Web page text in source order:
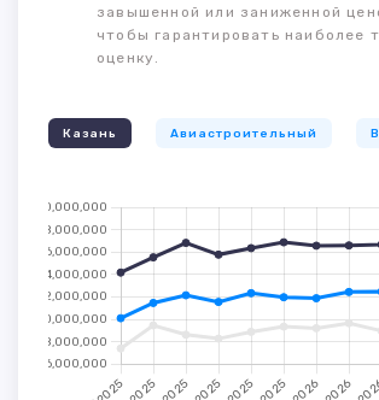
завышенной или заниженной
чтобы гарантировать наиболее
оценку.
Казань Авиастроительный